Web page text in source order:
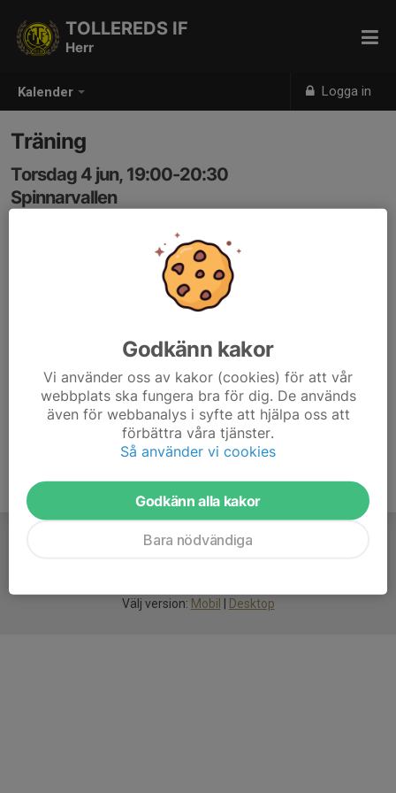
Kalender Logga in
TOLLEREDS IF
Herr
Träning
Torsdag 4 jun, 19:00-20:30
Spinnarvallen
Välj version: Mobil Desktop
Godkänn kakor
Vi använder oss av kakor (cookies) för att vår
webbplats ska fungera bra för dig. De används
även för webbanalys i syfte att hjälpa oss att
förbättra våra tjänster.
Så använder vi cookies
Godkänn alla kakor
Bara nödvändiga